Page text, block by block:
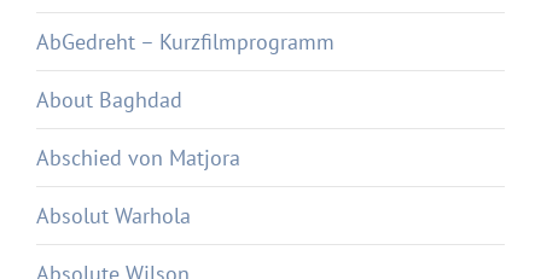
AbGedreht – Kurzfilmprogramm
About Baghdad
Abschied von Matjora
Absolut Warhola